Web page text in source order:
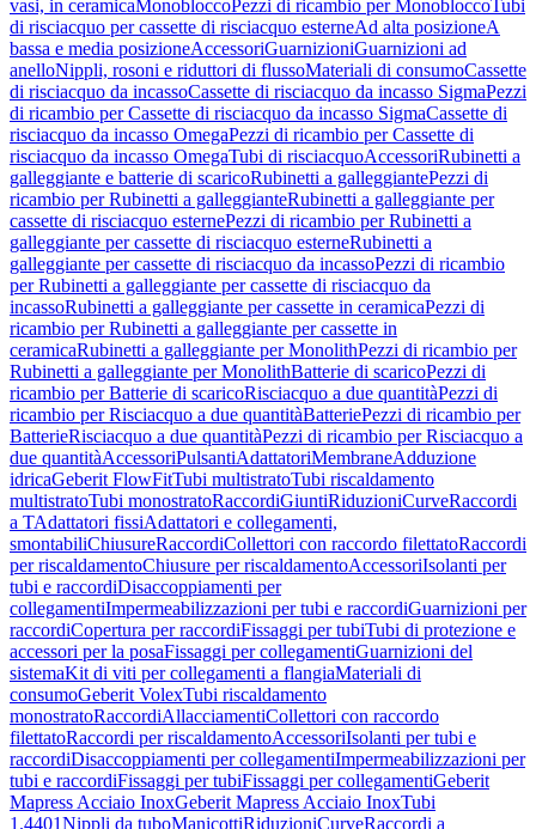
vasi, in ceramicaMonobloccoPezzi di ricambio per MonobloccoTubi
di risciacquo per cassette di risciacquo esterneAd alta posizioneA
bassa e media posizioneAccessoriGuarnizioniGuarnizioni ad
anelloNippli, rosoni e riduttori di flussoMateriali di consumoCassette
di risciacquo da incassoCassette di risciacquo da incasso SigmaPezzi
di ricambio per Cassette di risciacquo da incasso SigmaCassette di
risciacquo da incasso OmegaPezzi di ricambio per Cassette di
risciacquo da incasso OmegaTubi di risciacquoAccessoriRubinetti a
galleggiante e batterie di scaricoRubinetti a galleggiantePezzi di
ricambio per Rubinetti a galleggianteRubinetti a galleggiante per
cassette di risciacquo esternePezzi di ricambio per Rubinetti a
galleggiante per cassette di risciacquo esterneRubinetti a
galleggiante per cassette di risciacquo da incassoPezzi di ricambio
per Rubinetti a galleggiante per cassette di risciacquo da
incassoRubinetti a galleggiante per cassette in ceramicaPezzi di
ricambio per Rubinetti a galleggiante per cassette in
ceramicaRubinetti a galleggiante per MonolithPezzi di ricambio per
Rubinetti a galleggiante per MonolithBatterie di scaricoPezzi di
ricambio per Batterie di scaricoRisciacquo a due quantitàPezzi di
ricambio per Risciacquo a due quantitàBatteriePezzi di ricambio per
BatterieRisciacquo a due quantitàPezzi di ricambio per Risciacquo a
due quantitàAccessoriPulsantiAdattatoriMembraneAdduzione
idricaGeberit FlowFitTubi multistratoTubi riscaldamento
multistratoTubi monostratoRaccordiGiuntiRiduzioniCurveRaccordi
a TAdattatori fissiAdattatori e collegamenti,
smontabiliChiusureRaccordiCollettori con raccordo filettatoRaccordi
per riscaldamentoChiusure per riscaldamentoAccessoriIsolanti per
tubi e raccordiDisaccoppiamenti per
collegamentiImpermeabilizzazioni per tubi e raccordiGuarnizioni per
raccordiCopertura per raccordiFissaggi per tubiTubi di protezione e
accessori per la posaFissaggi per collegamentiGuarnizioni del
sistemaKit di viti per collegamenti a flangiaMateriali di
consumoGeberit VolexTubi riscaldamento
monostratoRaccordiAllacciamentiCollettori con raccordo
filettatoRaccordi per riscaldamentoAccessoriIsolanti per tubi e
raccordiDisaccoppiamenti per collegamentiImpermeabilizzazioni per
tubi e raccordiFissaggi per tubiFissaggi per collegamentiGeberit
Mapress Acciaio InoxGeberit Mapress Acciaio InoxTubi
1.4401Nippli da tuboManicottiRiduzioniCurveRaccordi a